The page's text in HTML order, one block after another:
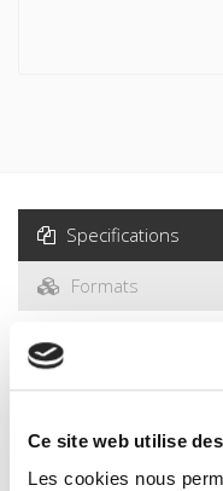
Ce site web utilise
Les cookies nous
Specifications
Formats
Specifications
Publisher
Presses de Sciences Po